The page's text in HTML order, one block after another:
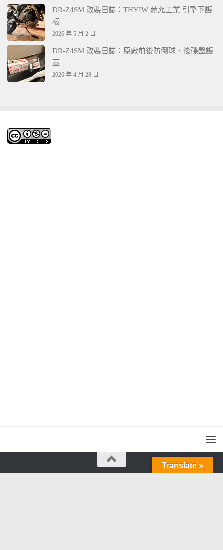
DR-Z4SM 改裝日誌：THYIW 赫允工業 引擎下護
板
2026 年 5 月 2 日
DR-Z4SM 改裝日誌：原廠前後防倒球、後碟盤護
蓋
2026 年 4 月 28 日
Translate »